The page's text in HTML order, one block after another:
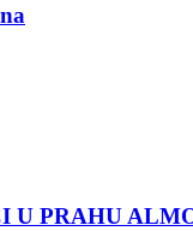
U PRAHU